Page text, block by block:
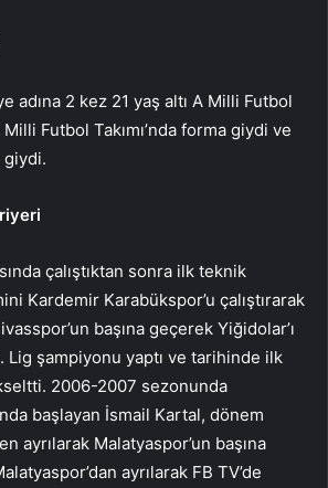
adına 2 kez 21 yaş altı A Milli Futbol
Milli Futbol Takımı’nda forma giydi ve
giydi.
çalıştıktan sonra ilk teknik
Kardemir Karabükspor’u çalıştırarak
başına geçerek Yiğidolar’ı
Lig şampiyonu yaptı ve tarihinde ilk
2006-2007 sezonunda
başlayan İsmail Kartal, dönem
ayrılarak Malatyaspor’un başına
ayrılarak FB TV’de